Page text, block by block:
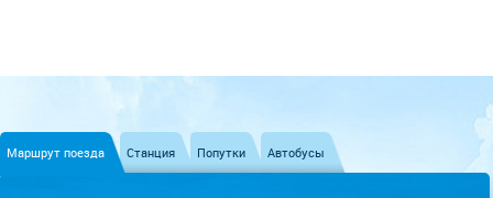
Маршрут поезда Станция Попутки Автобусы